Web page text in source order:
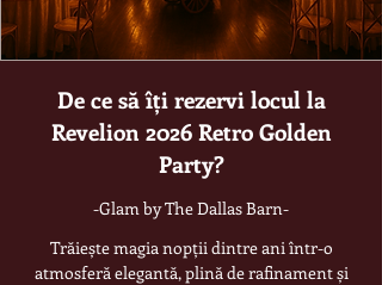
De ce să îți rezervi locul la
Revelion 2026 Retro Golden
Party?
-Glam by The Dallas Barn-
Trăiește magia nopții dintre ani într-o
atmosferă elegantă, plină de rafinament și